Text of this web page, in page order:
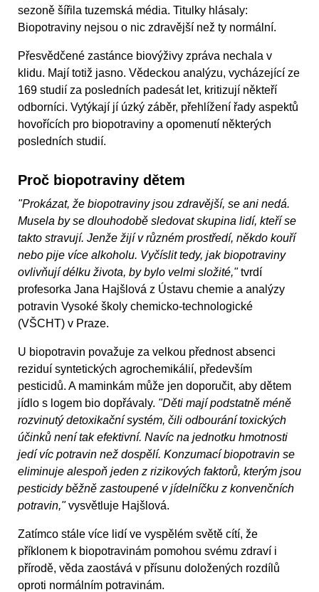
sezoně šířila tuzemská média. Titulky hlásaly:
Biopotraviny nejsou o nic zdravější než ty normální.
Přesvědčené zastánce biovýživy zpráva nechala v
klidu. Mají totiž jasno. Vědeckou analýzu, vycházející ze
169 studií za posledních padesát let, kritizují někteří
odborníci. Vytýkají jí úzký záběr, přehlížení řady aspektů
hovořících pro biopotraviny a opomenutí některých
posledních studií.
Proč biopotraviny dětem
"Prokázat, že biopotraviny jsou zdravější, se ani nedá.
Musela by se dlouhodobě sledovat skupina lidí, kteří se
takto stravují. Jenže žijí v různém prostředí, někdo kouří
nebo pije více alkoholu. Vyčíslit tedy, jak biopotraviny
ovlivňují délku života, by bylo velmi složité,"tvrdí
profesorka Jana Hajšlová z Ústavu chemie a analýzy
potravin Vysoké školy chemicko-technologické
(VŠCHT) v Praze.
U biopotravin považuje za velkou přednost absenci
reziduí syntetických agrochemikálií, především
pesticidů. A maminkám může jen doporučit, aby dětem
jídlo s logem bio dopřávaly. "Děti mají podstatně méně
rozvinutý detoxikační systém, čili odbourání toxických
účinků není tak efektivní. Navíc na jednotku hmotnosti
jedí víc potravin než dospělí. Konzumací biopotravin se
eliminuje alespoň jeden z rizikových faktorů, kterým jsou
pesticidy běžně zastoupené v jídelníčku z konvenčních
potravin,"vysvětluje Hajšlová.
Zatímco stále více lidí ve vyspělém světě cítí, že
příklonem k biopotravinám pomohou svému zdraví i
přírodě, věda zaostává v přísunu doložených rozdílů
oproti normálním potravinám.